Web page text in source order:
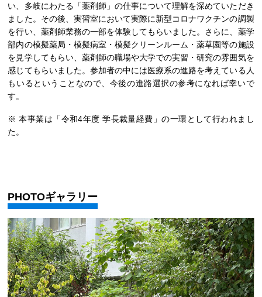
い、多岐にわたる「薬剤師」の仕事について理解を深めていただき
ました。その後、実習室において実際に新型コロナワクチンの調製
を行い、薬剤師業務の一部を体験してもらいました。さらに、薬学
部内の模擬薬局・模擬病室・模擬クリーンルーム・薬草園等の施設
を見学してもらい、薬剤師の職場や大学での実習・研究の雰囲気を
感じてもらいました。参加者の中には医療系の進路を考えている人
もいるということなので、今後の進路選択の参考になれば幸いで
す。
※ 本事業は「令和4年度 学長裁量経費」の一環として行われまし
た。
PHOTOギャラリー